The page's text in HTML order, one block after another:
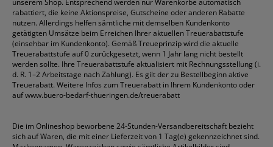
rabattiert, die keine Aktionspreise, Gutscheine oder anderen Rabatte
nutzen. Allerdings helfen sämtliche mit demselben Kundenkonto
getätigten Umsätze beim Erreichen Ihrer aktuellen Treuerabattstufe
(einsehbar im Kundenkonto). Gemäß Treueprinzip wird die aktuelle
Treuerabattstufe auf 0 zurückgesetzt, wenn 1 Jahr lang nicht bestellt
werden sollte. Ihre Treuerabattstufe aktualisiert mit Rechnungsstellung (i.
d. R. 1–2 Arbeitstage nach Zahlung). Es gilt der zu Bestellbeginn aktive
Treuerabatt. Weitere Infos zum Treuerabatt in Ihrem Kundenkonto oder
aufwww.buero-bedarf-thueringen.de/treuerabatt
Die im Onlineshop beworbene 24-Stunden-Versandbereitschaft bezieht
sich auf Waren, die mit einer Lieferzeit von 1 Tag(e) gekennzeichnet sind.